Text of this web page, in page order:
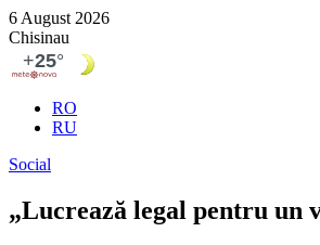
6 August 2026
Chisinau
RO
RU
Social
„Lucrează legal pentru un